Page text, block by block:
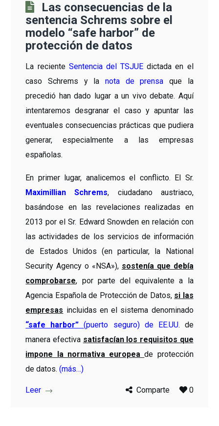
Las consecuencias de la
sentencia Schrems sobre el
modelo “safe harbor” de
protección de datos
La reciente Sentencia del TSJUE dictada en el
caso Schrems y la nota de prensa que la
precedió han dado lugar a un vivo debate. Aquí
intentaremos desgranar el caso y apuntar las
eventuales consecuencias prácticas que pudiera
generar, especialmente a las empresas
españolas.
En primer lugar, analicemos el conflicto. El Sr.
Maximillian Schrems, ciudadano austriaco,
basándose en las revelaciones realizadas en
2013 por el Sr. Edward Snowden en relación con
las actividades de los servicios de información
de Estados Unidos (en particular, la National
Security Agency o «NSA»), sostenía que debía
comprobarse, por parte del equivalente a la
Agencia Española de Protección de Datos, si las
empresas incluidas en el sistema denominado
“safe harbor” (puerto seguro) de EE.UU. de
manera efectiva satisfacían los requisitos que
impone la normativa europea de protección
de datos.(más…)
Leer Comparte 0